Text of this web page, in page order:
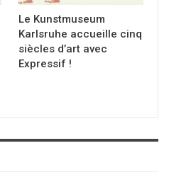
Le Kunstmuseum
Karlsruhe accueille cinq
siècles d’art avec
Expressif !